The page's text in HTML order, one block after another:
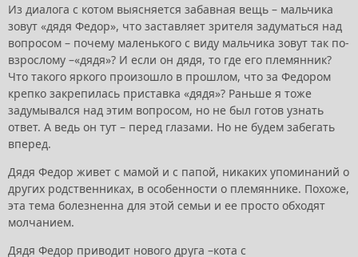
Из диалога с котом выясняется забавная вещь – мальчика
зовут «дядя Федор», что заставляет зрителя задуматься над
вопросом – почему маленького с виду мальчика зовут так по-
взрослому –«дядя»? И если он дядя, то где его племянник?
Что такого яркого произошло в прошлом, что за Федором
крепко закрепилась приставка «дядя»? Раньше я тоже
задумывался над этим вопросом, но не был готов узнать
ответ. А ведь он тут – перед глазами. Но не будем забегать
вперед.
Дядя Федор живет с мамой и с папой, никаких упоминаний о
других родственниках, в особенности о племяннике. Похоже,
эта тема болезненна для этой семьи и ее просто обходят
молчанием.
Дядя Федор приводит нового друга –кота с